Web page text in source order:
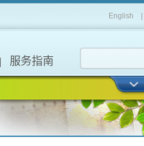
English
服务指南